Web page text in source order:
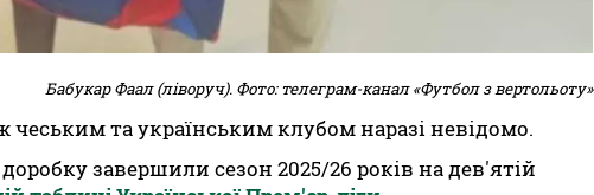
Бабукар Фаал (ліворуч). Фото: телеграм-канал «Футбол з вертольоту»
та українським клубом наразі невідомо.
завершили сезон 2025/26 років на дев'ятій